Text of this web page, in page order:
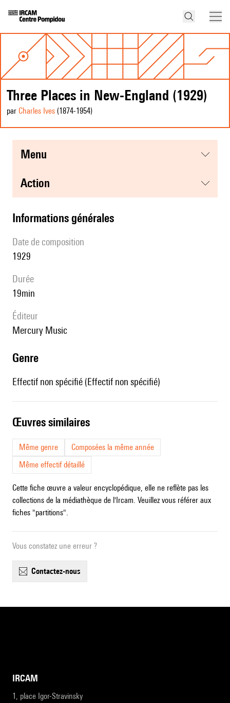
Three Places in New-England (1929)
par Charles Ives (1874-1954)
menu
action
informations générales
date de composition
1929
durée
19min
éditeur
Mercury Music
genre
Effectif non spécifié (Effectif non spécifié)
œuvres similaires
Même genre
Composées la même année
Même effectif détaillé
Cette fiche œuvre a valeur encyclopédique, elle ne reflète pas les
collections de la médiathèque de l'Ircam. Veuillez vous référer aux
fiches "partitions".
Vous constatez une erreur ?
contactez-nous
IRCAM
1, place Igor-Stravinsky